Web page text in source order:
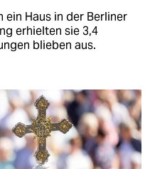
Haus in der Berliner
erhielten sie 3,4
blieben aus.